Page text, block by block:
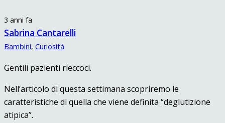
3 anni fa
Sabrina Cantarelli
Bambini, Curiosità
Gentili pazienti rieccoci.
Nell’articolo di questa settimana scopriremo le
caratteristiche di quella che viene definita “deglutizione
atipica”.